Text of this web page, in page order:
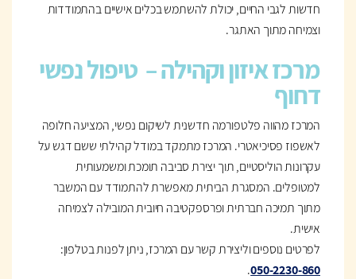
חדשות לגבי החיים, יכולת להשתמש בכלים אישיים בהתמודדות
וצמיחה מתוך האתגר.
מרכז איזון וקהילה –טיפול נפשי
דחוף
המרכז מהווה פלטפורמה חדשנית לשיקום נפשי, המציעה חלופה
לאשפוז פסיכיאטרי. המרכז מתמקד במודל קהילתי ששם דגש על
עקרונות הוליסטיים, תוך יצירת סביבה תומכת ומשמעותית
למטופלים. המסגרת הביתית מאפשרת להתמודד עם המשבר
מתוך תמיכה חברתית ופרספקטיבה חיובית המובילה לצמיחה
אישית.
לפרטים נוספים וליצירת קשר עם המרכז, ניתן לפנות בטלפון:
050-2230-860
.